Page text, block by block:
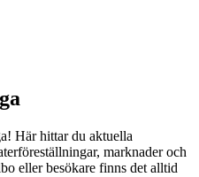
Här hittar du aktuella
marknader och
eller besökare finns det alltid